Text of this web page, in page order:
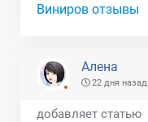
Виниров отзывы
Алена
22 дня назад
добавляет статью